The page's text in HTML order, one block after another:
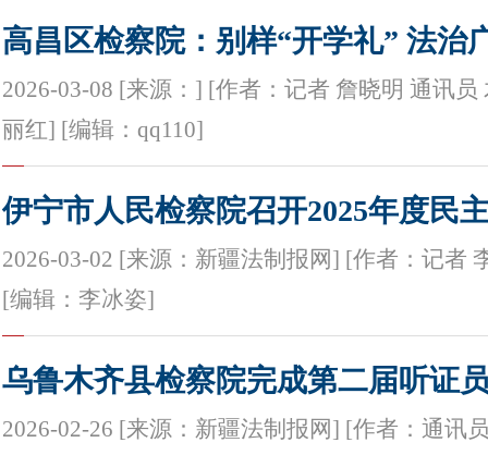
高昌区检察院：别样“开学礼” 法治
2026-03-08 [来源：] [作者：记者 詹晓明 通讯员
丽红] [编辑：qq110]
伊宁市人民检察院召开2025年度民
2026-03-02 [来源：新疆法制报网] [作者：记者
[编辑：李冰姿]
乌鲁木齐县检察院完成第二届听证
2026-02-26 [来源：新疆法制报网] [作者：通讯